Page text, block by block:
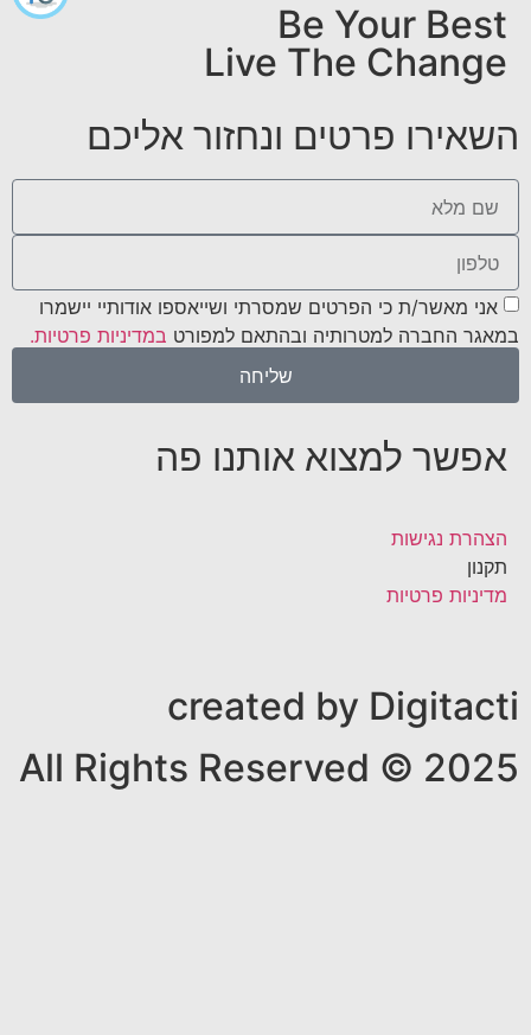
Be Your Best
Live The Change
השאירו פרטים ונחזור אליכם
אני מאשר/ת כי הפרטים שמסרתי ושייאספו אודותיי יישמרו
במאגר החברה למטרותיה ובהתאם למפורט במדיניות פרטיות.
שליחה
אפשר למצוא אותנו פה
הצהרת נגישות
תקנון
מדיניות פרטיות
created by Digitacti
All Rights Reserved © 2025